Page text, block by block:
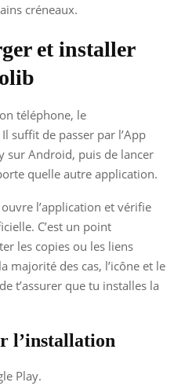
créneaux.
et installer
téléphone, le
suffit de passer par l’App
sur Android, puis de lancer
quelle autre application.
l’application et vérifie
C’est un point
les copies ou les liens
majorité des cas, l’icône et le
t’assurer que tu installes la
l’installation
Play.